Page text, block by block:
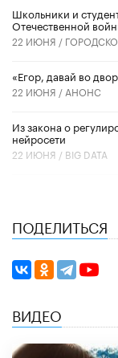
Школьники и
Отечественной
22 ИЮНЯ /
«Егор, давай во
22 ИЮНЯ / АНОНС
Из закона о
нейросети
22 ИЮНЯ / BIG DATA
ПОДЕЛИТЬСЯ
ВИДЕО